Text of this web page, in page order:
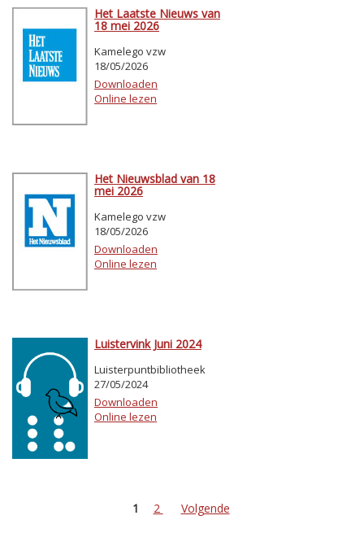
Het Laatste Nieuws van
18 mei 2026
Kamelego vzw
18/05/2026
Downloaden
Online lezen
Het Nieuwsblad van 18
mei 2026
Kamelego vzw
18/05/2026
Downloaden
Online lezen
Luistervink Juni 2024
Luisterpuntbibliotheek
27/05/2024
Downloaden
Online lezen
1 2 Volgende